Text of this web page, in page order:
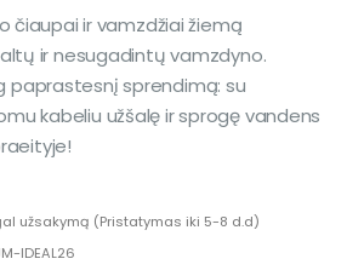
čiaupai ir vamzdžiai žiemą
ir nesugadintų vamzdyno.
paprastesnį sprendimą: su
kabeliu užšalę ir sprogę vandens
užsakymą (Pristatymas iki 5-8 d.d)
IDEAL26